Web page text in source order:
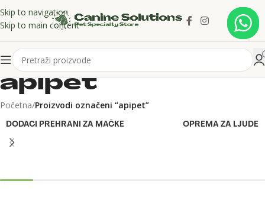
Skip to navigation
Skip to main content
apipet
Početna/Proizvodi označeni “apipet”
DODACI PREHRANI ZA MAČKE OPREMA ZA LJUDE